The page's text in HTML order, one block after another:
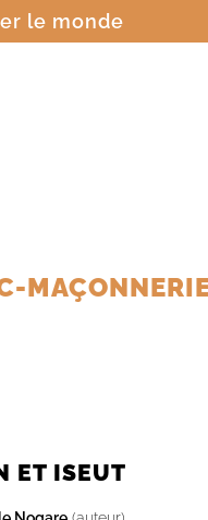
le monde
ET ISEUT